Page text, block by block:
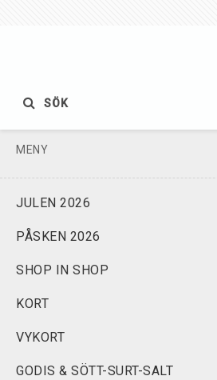
SÖK
MENY
JULEN 2026
PÅSKEN 2026
SHOP IN SHOP
KORT
VYKORT
GODIS & SÖTT-SURT-SALT